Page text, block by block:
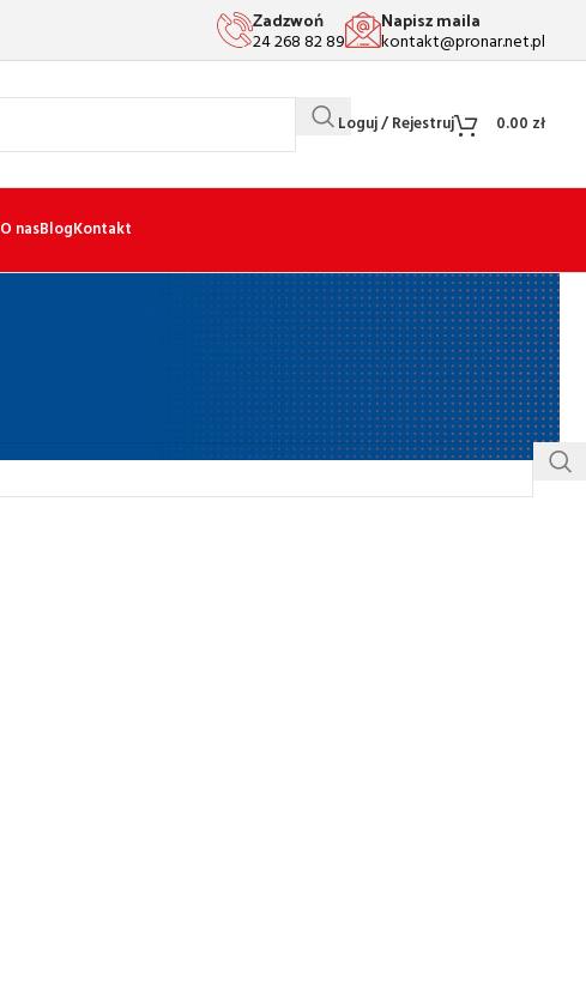
Zadzwoń
24 268 82 89
Napisz maila
kontakt@pronar.net.pl
Loguj / Rejestruj 0.00 zł
O nasBlogKontakt